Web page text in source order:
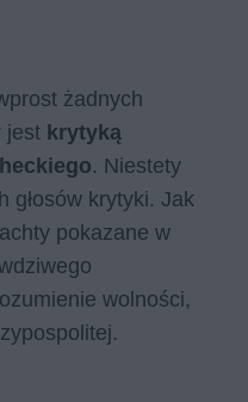
żadnych
jest krytyką
. Niestety
głosów krytyki. Jak
pokazane w
wolności,